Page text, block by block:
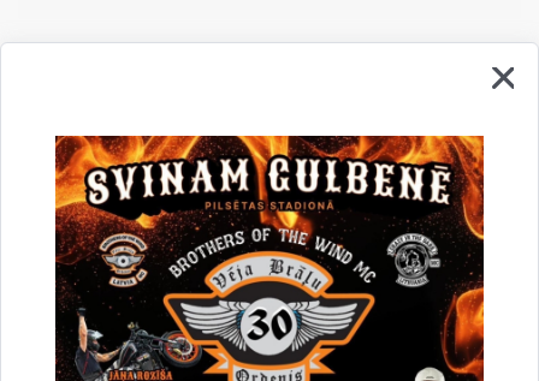
Līdzfinansējums par nekustamā īpašuma
pieslēguma centralizētajai ūdensapgādes
un/vai kanalizācijas sistēmai būvniecības
darbu izdevumu kompensēšanu un
līdzfinansējuma līguma slēgšanai: